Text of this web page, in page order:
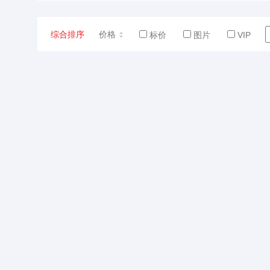
综合排序 价格 标价 图片 VIP